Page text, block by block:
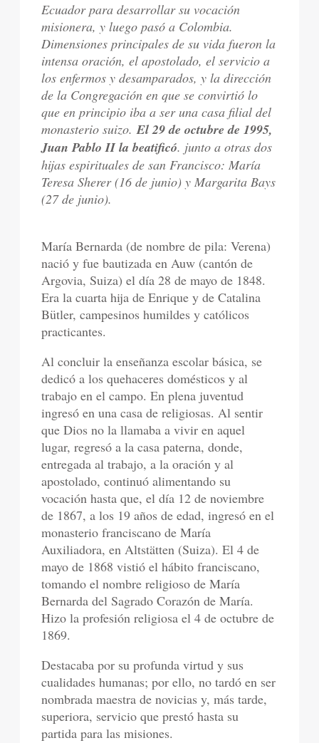
Ecuador para desarrollar su vocación
misionera, y luego pasó a Colombia.
Dimensiones principales de su vida fueron la
intensa oración, el apostolado, el servicio a
los enfermos y desamparados, y la dirección
de la Congregación en que se convirtió lo
que en principio iba a ser una casa filial del
monasterio suizo.El 29 de octubre de 1995,
Juan Pablo II la beatificó. junto a otras dos
hijas espirituales de san Francisco: María
Teresa Sherer (16 de junio) y Margarita Bays
(27 de junio).
María Bernarda (de nombre de pila: Verena)
nació y fue bautizada en Auw (cantón de
Argovia, Suiza) el día 28 de mayo de 1848.
Era la cuarta hija de Enrique y de Catalina
Bütler, campesinos humildes y católicos
practicantes.
Al concluir la enseñanza escolar básica, se
dedicó a los quehaceres domésticos y al
trabajo en el campo. En plena juventud
ingresó en una casa de religiosas. Al sentir
que Dios no la llamaba a vivir en aquel
lugar, regresó a la casa paterna, donde,
entregada al trabajo, a la oración y al
apostolado, continuó alimentando su
vocación hasta que, el día 12 de noviembre
de 1867, a los 19 años de edad, ingresó en el
monasterio franciscano de María
Auxiliadora, en Altstätten (Suiza). El 4 de
mayo de 1868 vistió el hábito franciscano,
tomando el nombre religioso de María
Bernarda del Sagrado Corazón de María.
Hizo la profesión religiosa el 4 de octubre de
1869.
Destacaba por su profunda virtud y sus
cualidades humanas; por ello, no tardó en ser
nombrada maestra de novicias y, más tarde,
superiora, servicio que prestó hasta su
partida para las misiones.